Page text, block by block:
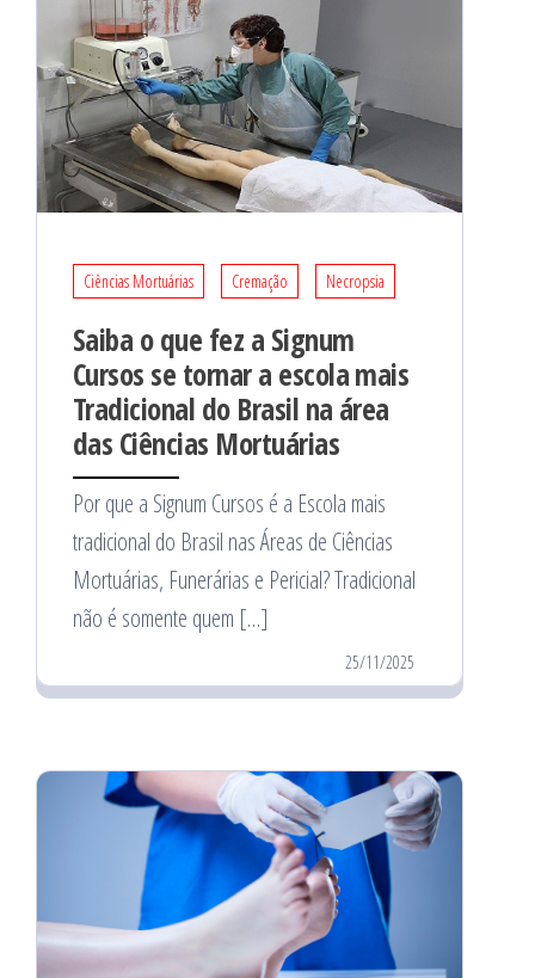
Ciências Mortuárias Cremação Necropsia
Saiba o que fez a Signum
Cursos se tornar a escola mais
Tradicional do Brasil na área
das Ciências Mortuárias
Por que a Signum Cursos é a Escola mais
tradicional do Brasil nas Áreas de Ciências
Mortuárias, Funerárias e Pericial? Tradicional
não é somente quem […]
25/11/2025